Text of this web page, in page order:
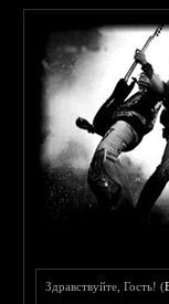
Здравствуйте, Гость! (